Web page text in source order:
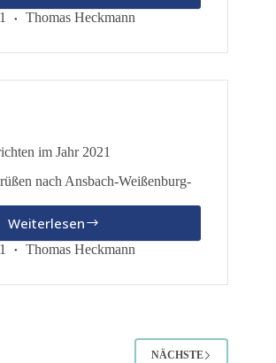
willkommen
Thomas Heckmann
im Jahr 2021
nach Ansbach-Weißenburg-
Weiterlesen
Erste
gute
im
Thomas Heckmann
NÄCHSTE